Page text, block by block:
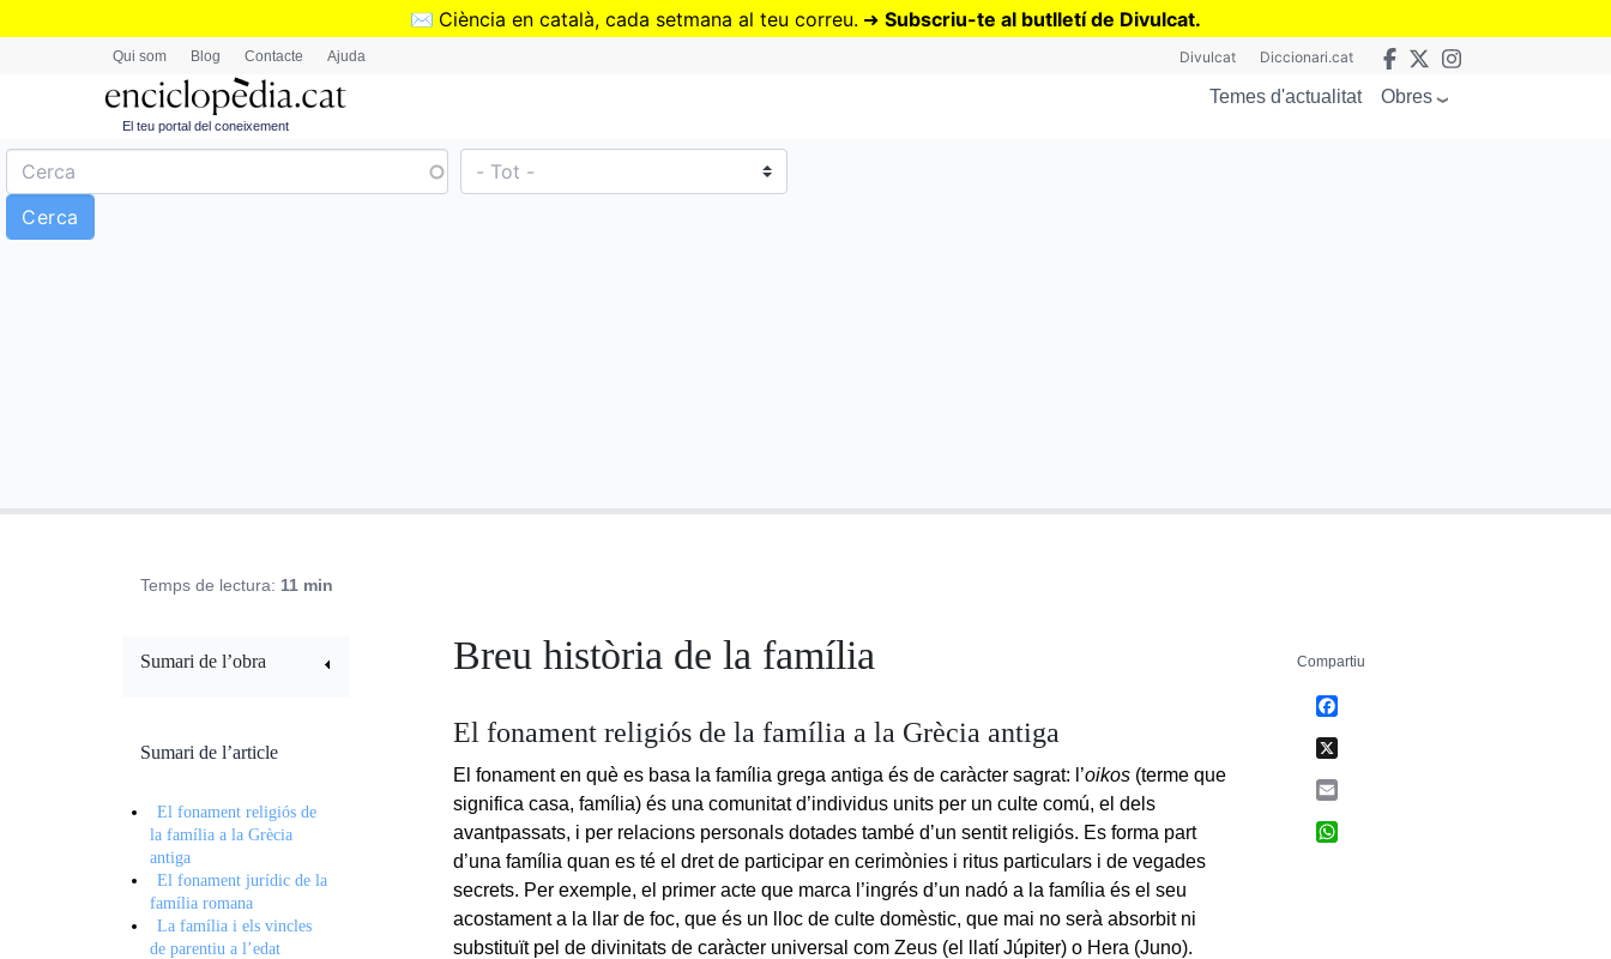
Vés
✉️ Ciència en català, cada setmana al teu correu. ➜ Subscriu-te al butlletí de Divulcat.
Qui som Blog Contacte Ajuda Divulcat Diccionari.cat
El teu portal del coneixement
Temes d'actualitat Obres
Temps de lectura: 11 min
Breu història de la família
El fonament religiós de la família a la Grècia antiga
El fonament en què es basa la família grega antiga és de caràcter sagrat: l’oikos (terme que
significa casa, família) és una comunitat d’individus units per un culte comú, el dels
avantpassats, i per relacions personals dotades també d’un sentit religiós. Es forma part
d’una família quan es té el dret de participar en cerimònies i ritus particulars i de vegades
secrets. Per exemple, el primer acte que marca l’ingrés d’un nadó a la família és el seu
acostament a la llar de foc, que és un lloc de culte domèstic, que mai no serà absorbit ni
substituït pel de divinitats de caràcter universal com Zeus (el llatí Júpiter) o Hera (Juno).
Sumari de l’obra
Sumari de l’article
El fonament religiós de
la família a la Grècia
antiga
El fonament jurídic de la
família romana
La família i els vincles
de parentiu a l’edat
Compartiu